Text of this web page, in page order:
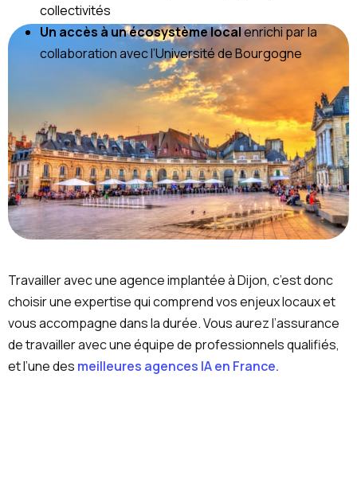
collectivités
Un accès à un écosystème localenrichi par la
collaboration avec l’Université de Bourgogne
Travailler avec une agence implantée à Dijon, c’est donc
choisir une expertise qui comprend vos enjeux locaux et
vous accompagne dans la durée. Vous aurez l’assurance
de travailler avec une équipe de professionnels qualifiés,
et l’une des meilleures agences IA en France.